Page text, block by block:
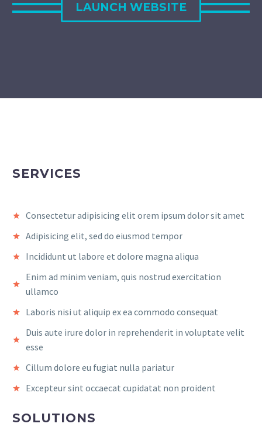
LAUNCH WEBSITE
SERVICES
Consectetur adipisicing elit orem ipsum dolor sit amet
Adipisicing elit, sed do eiusmod tempor
Incididunt ut labore et dolore magna aliqua
Enim ad minim veniam, quis nostrud exercitation
ullamco
Laboris nisi ut aliquip ex ea commodo consequat
Duis aute irure dolor in reprehenderit in voluptate velit
esse
Cillum dolore eu fugiat nulla pariatur
Excepteur sint occaecat cupidatat non proident
SOLUTIONS